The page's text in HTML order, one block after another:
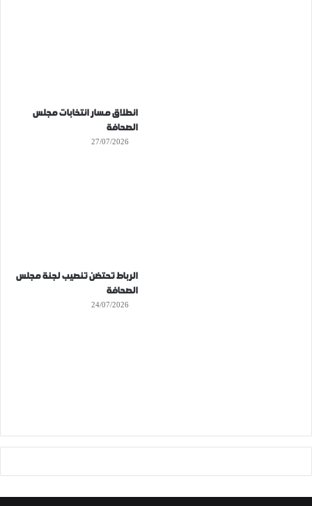
انطلاق مسار انتخابات مجلس
الصحافة
27/07/2026
الرباط تحتضن تنصيب لجنة مجلس
الصحافة
24/07/2026